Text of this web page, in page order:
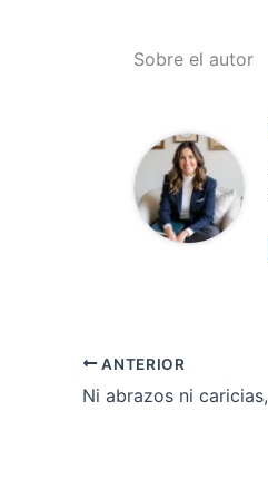
Sobre el autor
ANTERIOR